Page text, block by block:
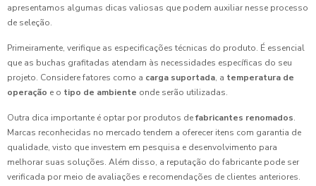
apresentamos algumas dicas valiosas que podem auxiliar nesse processo
de seleção.
Primeiramente, verifique as especificações técnicas do produto. É essencial
que as buchas grafitadas atendam às necessidades específicas do seu
projeto. Considere fatores como a carga suportada, a temperatura de
operação e o tipo de ambiente onde serão utilizadas.
Outra dica importante é optar por produtos defabricantes renomados.
Marcas reconhecidas no mercado tendem a oferecer itens com garantia de
qualidade, visto que investem em pesquisa e desenvolvimento para
melhorar suas soluções. Além disso, a reputação do fabricante pode ser
verificada por meio de avaliações e recomendações de clientes anteriores.